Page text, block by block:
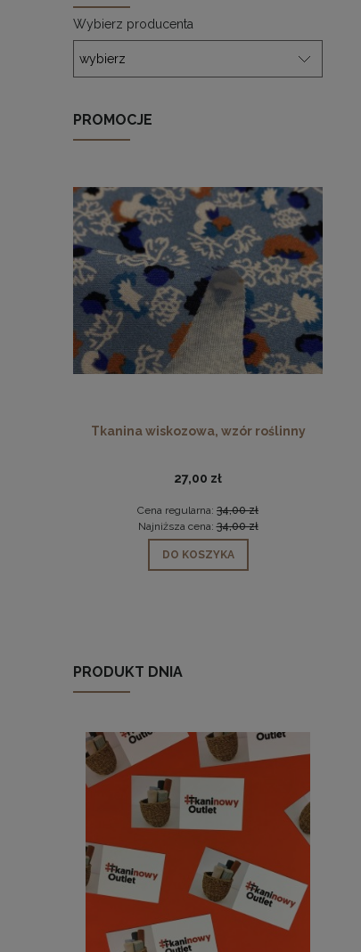
Wybierz producenta
PROMOCJE
Tkanina wiskozowa, wzór roślinny
27,00 zł
Cena regularna: 34,00 zł
Najniższa cena:34,00 zł
DO KOSZYKA
PRODUKT DNIA